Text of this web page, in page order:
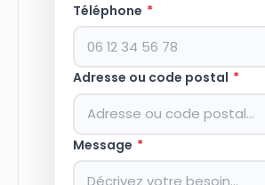
Téléphone *
Adresse ou code postal *
Message *